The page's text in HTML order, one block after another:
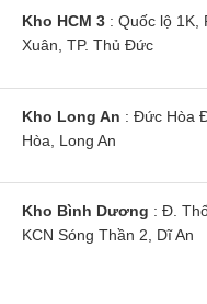
Kho HCM 3: Quốc lộ 1K,
Xuân, TP. Thủ Đức
Kho Long An : Đức Hòa
Hòa, Long An
Kho Bình Dương : Đ.
KCN Sóng Thần 2, Dĩ An